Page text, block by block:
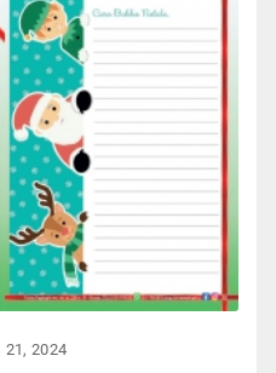
21, 2024